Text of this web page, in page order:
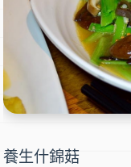
養生什錦菇